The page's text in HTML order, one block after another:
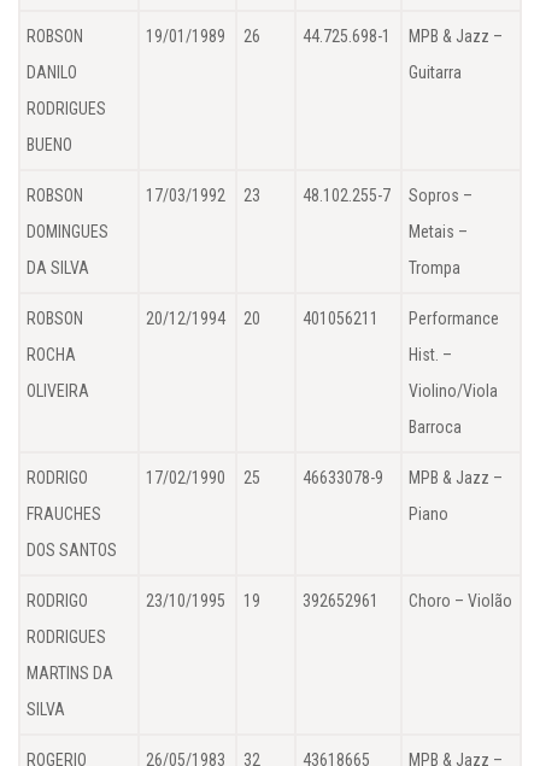
ROBSON
DANILO
RODRIGUES
BUENO
19/01/1989 26 44.725.698-1
MPB & Jazz –
Guitarra
ROBSON
DOMINGUES
DA SILVA
17/03/1992 23 48.102.255-7
Sopros –
Metais –
Trompa
ROBSON
ROCHA
OLIVEIRA
20/12/1994 20 401056211
Performance
Hist. –
Violino/Viola
Barroca
RODRIGO
FRAUCHES
DOS SANTOS
17/02/1990 25 46633078-9
MPB & Jazz –
Piano
RODRIGO
RODRIGUES
MARTINS DA
SILVA
23/10/1995 19 392652961 Choro – Violão
ROGERIO 26/05/1983 32 43618665 MPB & Jazz –